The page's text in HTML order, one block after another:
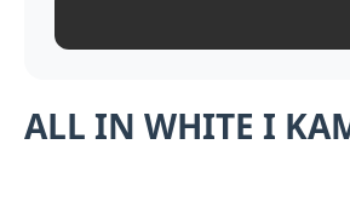
ALL IN WHITE I